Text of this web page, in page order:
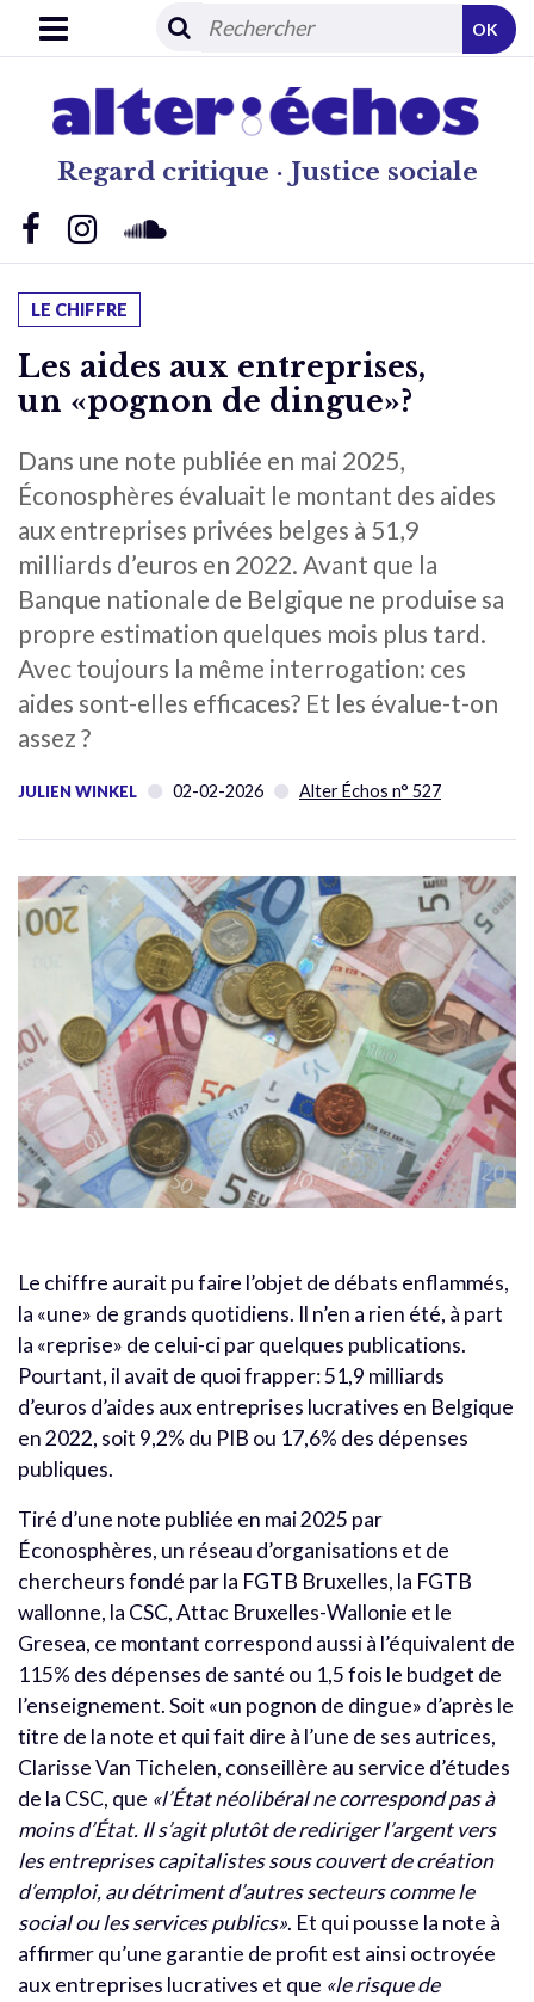
Regard critique · Justice sociale
OK
LE CHIFFRE
Les aides aux entreprises,
un «pognon de dingue»?
Dans une note publiée en mai 2025,
Éconosphères évaluait le montant des aides
aux entreprises privées belges à 51,9
milliards d’euros en 2022. Avant que la
Banque nationale de Belgique ne produise sa
propre estimation quelques mois plus tard.
Avec toujours la même interrogation: ces
aides sont-elles efficaces? Et les évalue-t-on
assez ?
JULIEN WINKEL 02-02-2026 Alter Échos n° 527
Le chiffre aurait pu faire l’objet de débats enflammés,
la «une» de grands quotidiens. Il n’en a rien été, à part
la «reprise» de celui-ci par quelques publications.
Pourtant, il avait de quoi frapper: 51,9 milliards
d’euros d’aides aux entreprises lucratives en Belgique
en 2022, soit 9,2% du PIB ou 17,6% des dépenses
publiques.
Tiré d’une note publiée en mai 2025 par
Éconosphères, un réseau d’organisations et de
chercheurs fondé par la FGTB Bruxelles, la FGTB
wallonne, la CSC, Attac Bruxelles-Wallonie et le
Gresea, ce montant correspond aussi à l’équivalent de
115% des dépenses de santé ou 1,5 fois le budget de
l’enseignement. Soit «un pognon de dingue» d’après le
titre de la note et qui fait dire à l’une de ses autrices,
Clarisse Van Tichelen, conseillère au service d’études
de la CSC, que «l’État néolibéral ne correspond pas à
moins d’État. Il s’agit plutôt de rediriger l’argent vers
les entreprises capitalistes sous couvert de création
d’emploi, au détriment d’autres secteurs comme le
social ou les services publics». Et qui pousse la note à
affirmer qu’une garantie de profit est ainsi octroyée
aux entreprises lucratives et que «le risque de